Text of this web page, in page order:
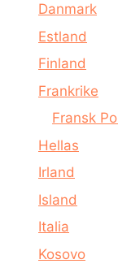
Danmark
Estland
Finland
Frankrike
Fransk
Hellas
Irland
Island
Italia
Kosovo